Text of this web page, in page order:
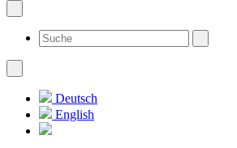
Deutsch
English